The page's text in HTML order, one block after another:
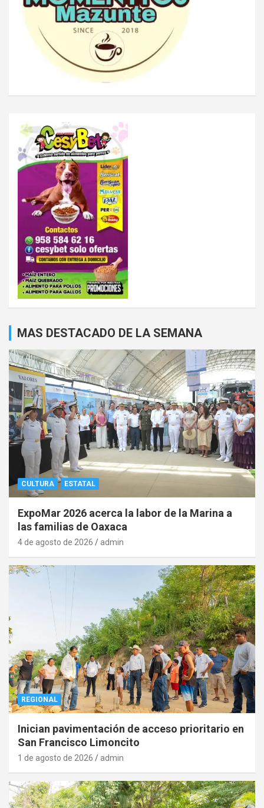
MAS DESTACADO DE LA SEMANA
CULTURA ESTATAL
ExpoMar 2026 acerca la labor de la Marina a
las familias de Oaxaca
4 de agosto de 2026 admin
REGIONAL
Inician pavimentación de acceso prioritario en
San Francisco Limoncito
1 de agosto de 2026 admin